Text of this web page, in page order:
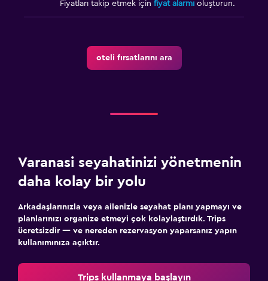
Erişilebilirlik ve uygunluk
Üst katlara merdivenle erişilebilir
Özel Sigara İçilir Alan
Elbise askılığı
Medya ve eğlence
Kablo veya Uydu TV
DVD oynatıcı
Çalışma alanı
Fiyatları takip etmek için fiyat alarmı oluşturun.
oteli fırsatlarını ara
Varanasi seyahatinizi yönetmenin
daha kolay bir yolu
Arkadaşlarınızla veya ailenizle seyahat planı yapmayı ve
planlarınızı organize etmeyi çok kolaylaştırdık. Trips
ücretsizdir — ve nereden rezervasyon yaparsanız yapın
kullanımınıza açıktır.
Trips kullanmaya başlayın